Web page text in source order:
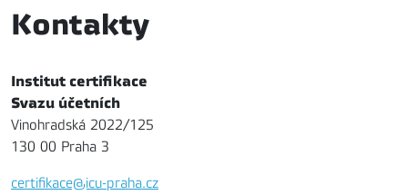
Kontakty
Institut certifikace
Svazu účetních
Vinohradská 2022/125
130 00 Praha 3
certifikace@icu-praha.cz